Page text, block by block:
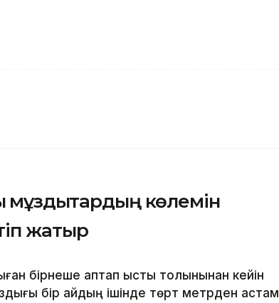
көлемін
жатыр
бірнеше аптап ыстық толқынынан кейін
бір айдың ішінде төрт метрден астам